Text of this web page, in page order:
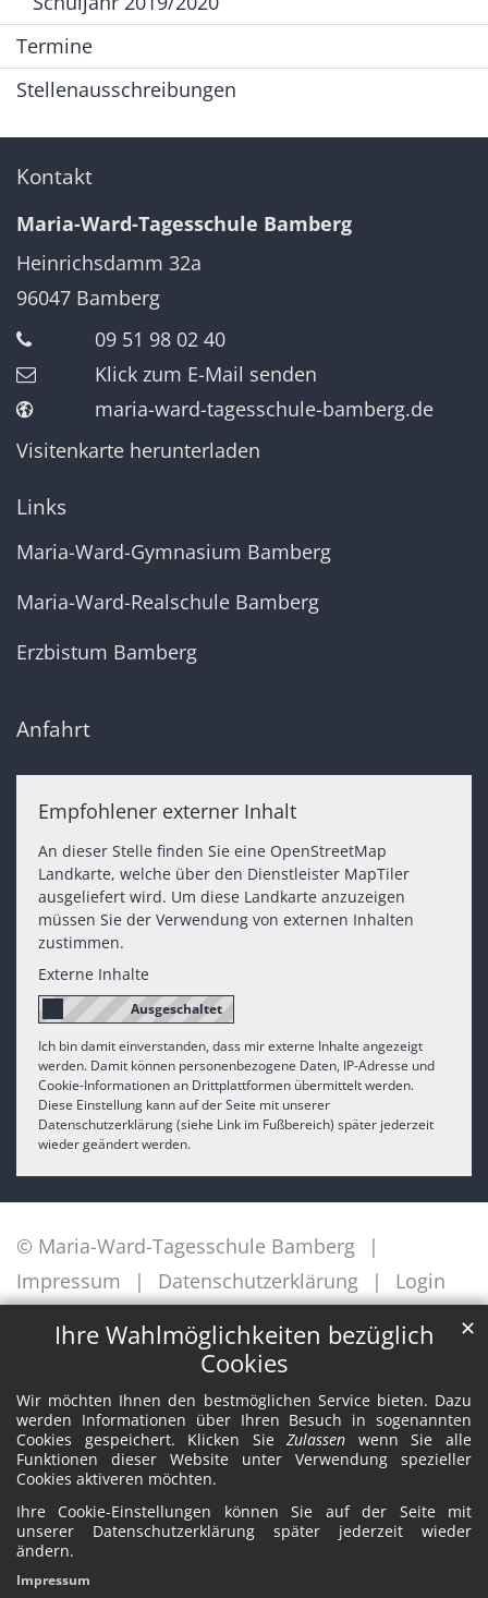
Ihre Wahlmöglichkeiten bezüglich
Cookies
Wir möchten Ihnen den bestmöglichen Service bieten. Dazu
werden Informationen über Ihren Besuch in sogenannten
Cookies gespeichert. Klicken SieZulassen wenn Sie alle
Funktionen dieser Website unter Verwendung spezieller
Cookies aktiveren möchten.
Ihre Cookie-Einstellungen können Sie auf der Seite mit
unserer Datenschutzerklärung später jederzeit wieder
ändern.
✕
Impressum
Termine
Stellenausschreibungen
Kontakt
Maria-Ward-Tagesschule Bamberg
Heinrichsdamm 32a
96047 Bamberg
09 51 98 02 40
Klick zum E-Mail senden
maria-ward-tagesschule-bamberg.de
Visitenkarte herunterladen
Links
Maria-Ward-Gymnasium Bamberg
Maria-Ward-Realschule Bamberg
Erzbistum Bamberg
Anfahrt
Empfohlener externer Inhalt
An dieser Stelle finden Sie eine OpenStreetMap
Landkarte, welche über den Dienstleister MapTiler
ausgeliefert wird. Um diese Landkarte anzuzeigen
müssen Sie der Verwendung von externen Inhalten
zustimmen.
Externe Inhalte
Ich bin damit einverstanden, dass mir externe Inhalte angezeigt
werden. Damit können personenbezogene Daten, IP-Adresse und
Cookie-Informationen an Drittplattformen übermittelt werden.
Diese Einstellung kann auf der Seite mit unserer
Datenschutzerklärung (siehe Link im Fußbereich) später jederzeit
wieder geändert werden.
© Maria-Ward-Tagesschule Bamberg
Impressum
Datenschutzerklärung Login